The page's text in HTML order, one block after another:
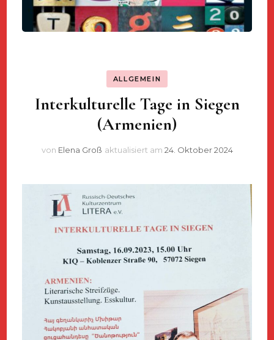
ALLGEMEIN
Interkulturelle Tage in Siegen
(Armenien)
von Elena Groß aktualisiert am 24. Oktober 2024